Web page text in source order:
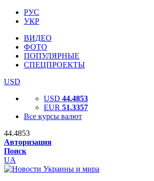
РУС
УКР
ВИДЕО
ФОТО
ПОПУЛЯРНЫЕ
СПЕЦПРОЕКТЫ
USD
USD 44.4853
EUR 51.3357
Все курсы валют
44.4853
Авторизация
Поиск
UA